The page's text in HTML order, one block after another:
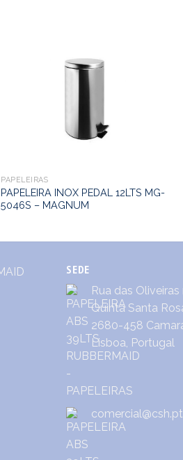
PAPELEIRAS
PAPELEIRA INOX PEDAL 12LTS MG-
5046S – MAGNUM
SEDE
Rua das Oliveiras
Quinta Santa
2680-458
Lisboa, Portugal
comercial@csh.pt